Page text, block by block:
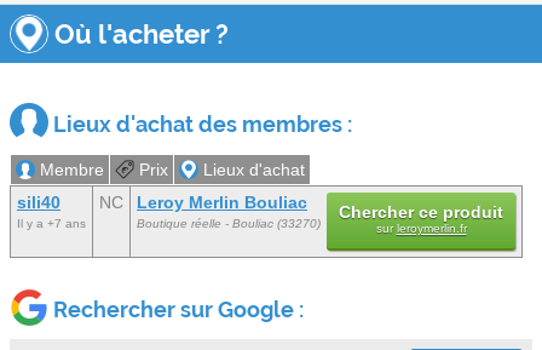
Où l'acheter ?
Lieux d'achat des membres :
Membre Prix
Lieux d'achat
sili40
Il y a +7 ans
NC Leroy Merlin Bouliac
Boutique réelle - Bouliac (33270)
Chercher ce produit
surleroymerlin.fr
Rechercher sur Google :